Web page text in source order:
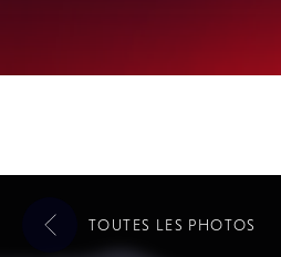
TOUTES LES PHOTOS